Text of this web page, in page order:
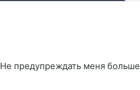
Не предупреждать меня больше